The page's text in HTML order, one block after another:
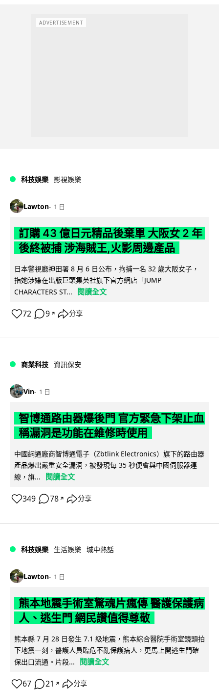
ADVERTISEMENT
科技娛樂 影視娛樂
Lawton 1 日
訂購 43 億日元精品後棄單 大阪女 2 年
後終被捕 涉海賊王,火影周邊產品
日本警視廳神田署 8 月 6 日公布，拘捕一名 32 歲大阪女子，
指她涉嫌在出版巨頭集英社旗下官方網店「JUMP
CHARACTERS ST...
閱讀全文
72 9 ↗ 分享
商業科技 資訊保安
Vin 1 日
智博通路由器爆後門 官方緊急下架止血
稱漏洞是功能在維修時使用
中國網通廠商智博通電子（Zbtlink Electronics）旗下的路由器
產品爆出嚴重安全漏洞，被發現每 35 秒便會與中國伺服器連
線，旗...
閱讀全文
349 78 ↗ 分享
科技娛樂 生活娛樂 城中熱話
Lawton 1 日
熊本地震手術室驚魂片瘋傳 醫護保護病
人、逃生門 網民讚值得尊敬
熊本縣 7 月 28 日發生 7.1 級地震，熊本綜合醫院手術室鏡頭拍
下地震一刻，醫護人員臨危不亂保護病人，更馬上開逃生門確
保出口流通。片段...
閱讀全文
67 21 ↗ 分享